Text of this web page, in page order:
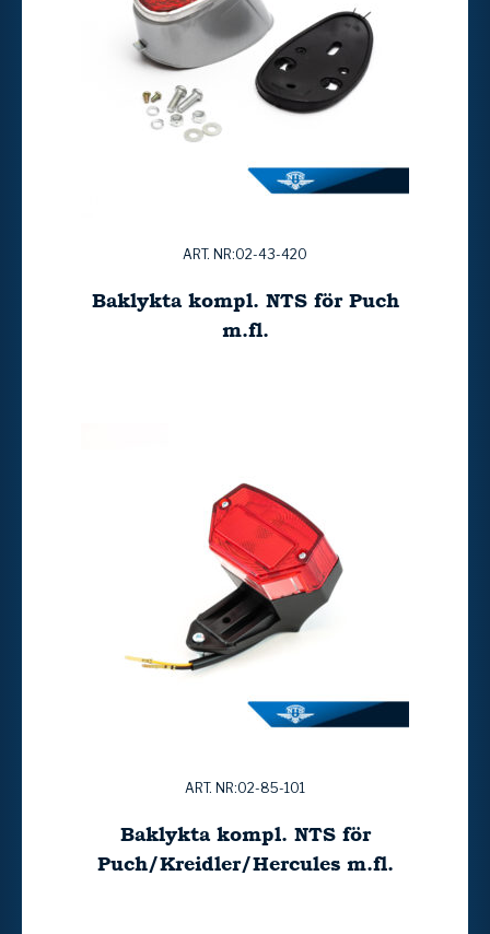
ART. NR:02-43-420
Baklykta kompl. NTS för Puch
m.fl.
ART. NR:02-85-101
Baklykta kompl. NTS för
Puch/Kreidler/Hercules m.fl.